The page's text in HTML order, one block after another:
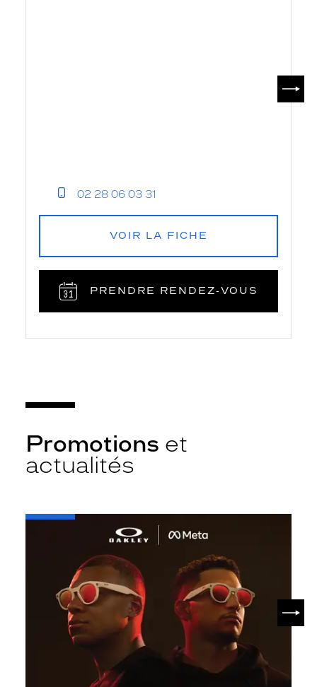
02 28 06 03 31
VOIR LA FICHE
PRENDRE RENDEZ‑VOUS
Promotions et
actualités
-